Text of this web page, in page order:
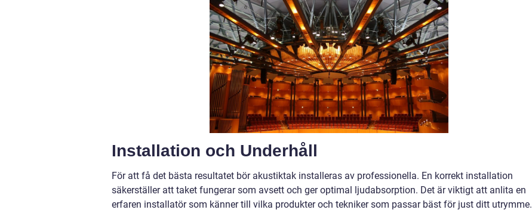
Installation och Underhåll
För att få det bästa resultatet bör akustiktak installeras av professionella. En korrekt installation
säkerställer att taket fungerar som avsett och ger optimal ljudabsorption. Det är viktigt att anlita en
erfaren installatör som känner till vilka produkter och tekniker som passar bäst för just ditt utrymme.